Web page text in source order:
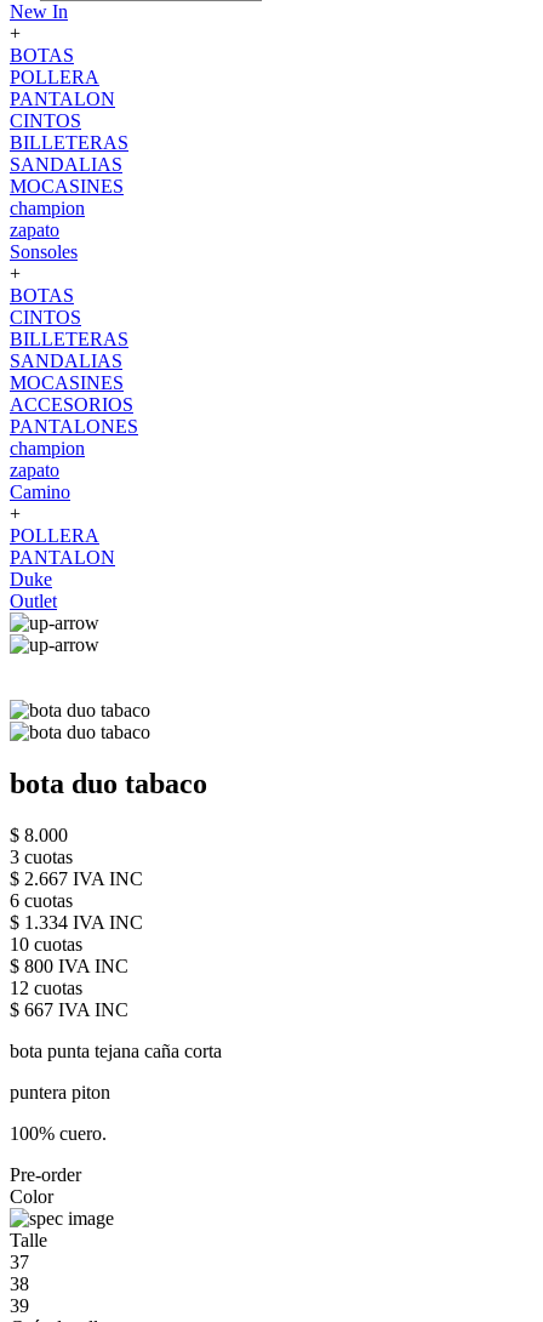
New In
+
BOTAS
POLLERA
PANTALON
CINTOS
BILLETERAS
SANDALIAS
MOCASINES
champion
zapato
Sonsoles
+
BOTAS
CINTOS
BILLETERAS
SANDALIAS
MOCASINES
ACCESORIOS
PANTALONES
champion
zapato
Camino
+
POLLERA
PANTALON
Duke
Outlet
bota duo tabaco
$ 8.000
3 cuotas
$ 2.667 IVA INC
6 cuotas
$ 1.334 IVA INC
10 cuotas
$ 800 IVA INC
12 cuotas
$ 667 IVA INC
bota punta tejana caña corta
puntera piton
100% cuero.
Pre-order
Color
Talle
37
38
39